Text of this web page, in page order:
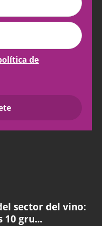
de
sector del vino:
10 gru...